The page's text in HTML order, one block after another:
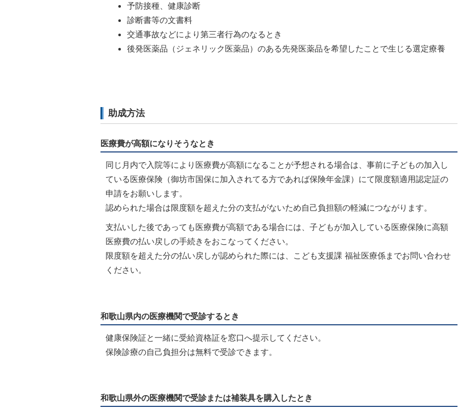
予防接種、健康診断
診断書等の文書料
交通事故などにより第三者行為のなるとき
後発医薬品（ジェネリック医薬品）のある先発医薬品を希望したことで生じる選定療養
助成方法
医療費が高額になりそうなとき
同じ月内で入院等により医療費が高額になることが予想される場合は、事前に子どもの加入し
ている医療保険（御坊市国保に加入されてる方であれば保険年金課）にて限度額適用認定証の
申請をお願いします。
認められた場合は限度額を超えた分の支払がないため自己負担額の軽減につながります。
支払いした後であっても医療費が高額である場合には、子どもが加入している医療保険に高額
医療費の払い戻しの手続きをおこなってください。
限度額を超えた分の払い戻しが認められた際には、こども支援課 福祉医療係までお問い合わせ
ください。
和歌山県内の医療機関で受診するとき
健康保険証と一緒に受給資格証を窓口へ提示してください。
保険診療の自己負担分は無料で受診できます。
和歌山県外の医療機関で受診または補装具を購入したとき